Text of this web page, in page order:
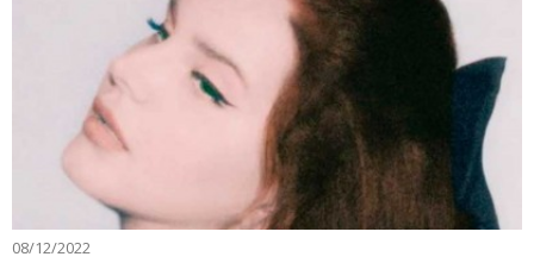
08/12/2022